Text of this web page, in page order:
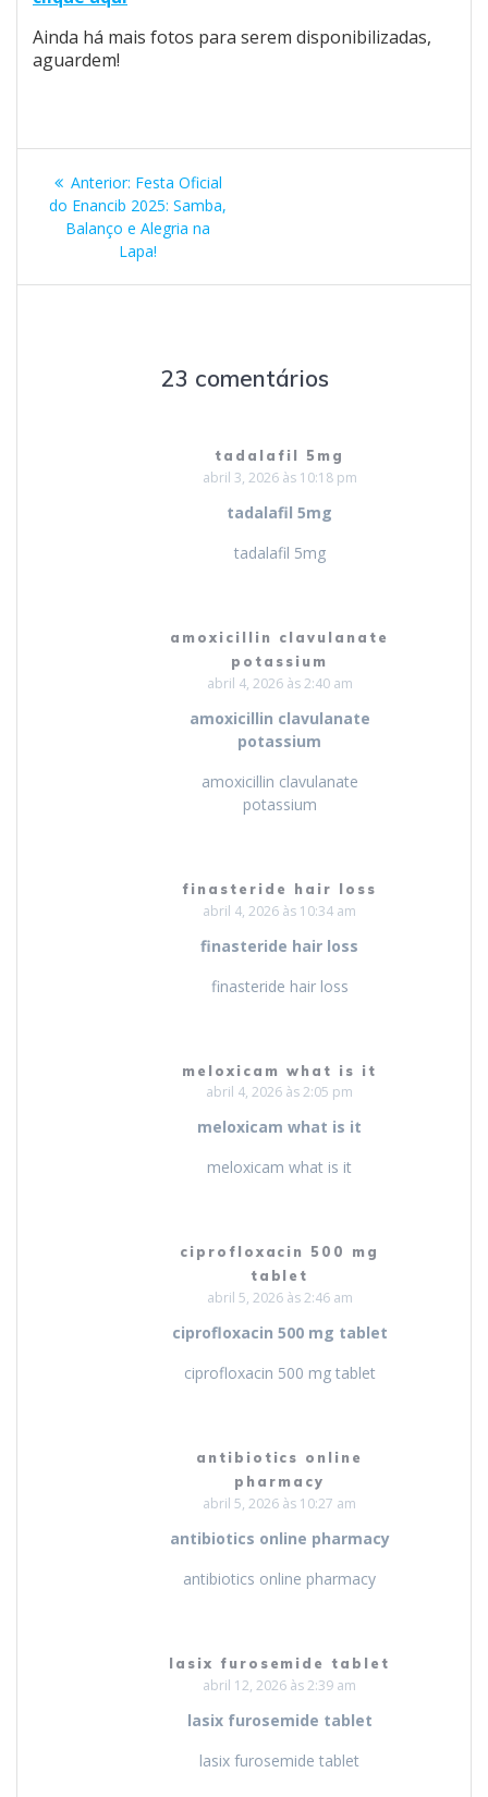
Ainda há mais fotos para serem disponibilizadas,
aguardem!
Navegação
de
Anterior: Post
anterior:
Festa Oficial
do Enancib 2025: Samba,
Balanço e Alegria na
Lapa!
23 comentários
tadalafil 5mg
abril 3, 2026 às 10:18 pm
tadalafil 5mg
tadalafil 5mg
amoxicillin clavulanate
potassium
abril 4, 2026 às 2:40 am
amoxicillin clavulanate
potassium
amoxicillin clavulanate
potassium
finasteride hair loss
abril 4, 2026 às 10:34 am
finasteride hair loss
finasteride hair loss
meloxicam what is it
abril 4, 2026 às 2:05 pm
meloxicam what is it
meloxicam what is it
ciprofloxacin 500 mg
tablet
abril 5, 2026 às 2:46 am
ciprofloxacin 500 mg tablet
ciprofloxacin 500 mg tablet
antibiotics online
pharmacy
abril 5, 2026 às 10:27 am
antibiotics online pharmacy
antibiotics online pharmacy
lasix furosemide tablet
abril 12, 2026 às 2:39 am
lasix furosemide tablet
lasix furosemide tablet